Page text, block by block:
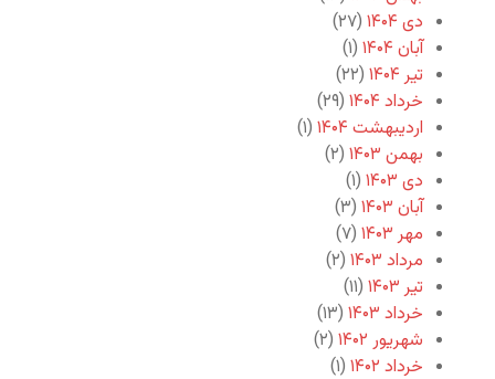
دی ۱۴۰۴
(۲۷)
آبان ۱۴۰۴
(۱)
تیر ۱۴۰۴
(۲۲)
خرداد ۱۴۰۴
(۲۹)
اردیبهشت ۱۴۰۴
(۱)
بهمن ۱۴۰۳
(۲)
دی ۱۴۰۳
(۱)
آبان ۱۴۰۳
(۳)
مهر ۱۴۰۳
(۷)
مرداد ۱۴۰۳
(۲)
تیر ۱۴۰۳
(۱۱)
خرداد ۱۴۰۳
(۱۳)
شهریور ۱۴۰۲
(۲)
خرداد ۱۴۰۲
(۱)